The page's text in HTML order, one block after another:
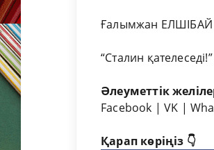
Ғалымжан ЕЛШІБАЙ
“Сталин
Әлеуметтік
Facebook |VK |
Қарап көріңіз 👇